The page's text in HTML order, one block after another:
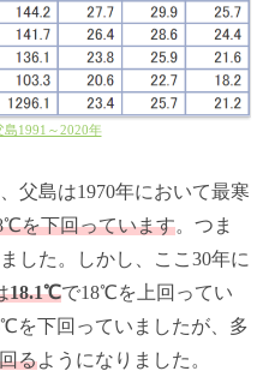
島1991～2020年
父島は1970年において最寒
を下回っています。つま
した。しかし、ここ30年に
18.1℃で18℃を上回ってい
を下回っていましたが、多
るようになりました。